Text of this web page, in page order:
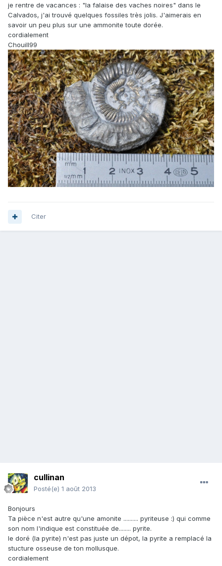
je rentre de vacances : "la falaise des vaches noires" dans le
Calvados, j'ai trouvé quelques fossiles très jolis. J'aimerais en
savoir un peu plus sur une ammonite toute dorée.
cordialement
Chouill99
Citer
cullinan
Posté(e) 1 août 2013
Bonjours
Ta pièce n'est autre qu'une amonite .......... pyriteuse :) qui comme
son nom l'indique est constituée de........ pyrite.
le doré (la pyrite) n'est pas juste un dépot, la pyrite a remplacé la
stucture osseuse de ton mollusque.
cordialement